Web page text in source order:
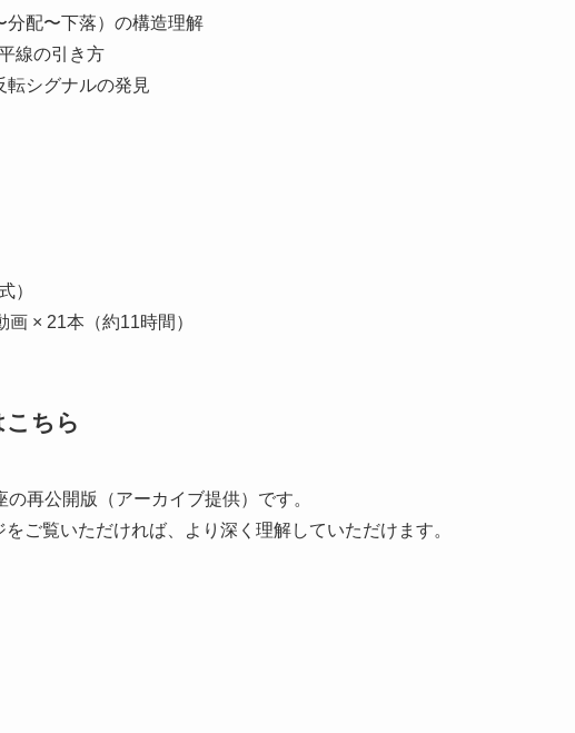
分配〜下落）の構造理解
線の引き方
転シグナルの発見
）
× 21本（約11時間）
ちら
再公開版（アーカイブ提供）です。
ご覧いただければ、より深く理解していただけます。